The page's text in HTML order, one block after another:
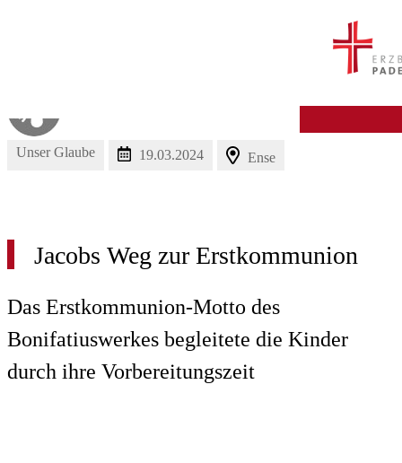
Unser Glaube 19.03.2024 Ense
Jacobs Weg zur Erstkommunion
Das Erstkommunion-Motto des
Bonifatiuswerkes begleitete die Kinder
durch ihre Vorbereitungszeit